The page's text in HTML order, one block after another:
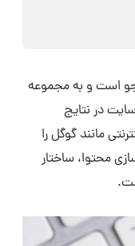
است و به مجموعه
در نتایج
مانند گوگل را
محتوا، ساختار